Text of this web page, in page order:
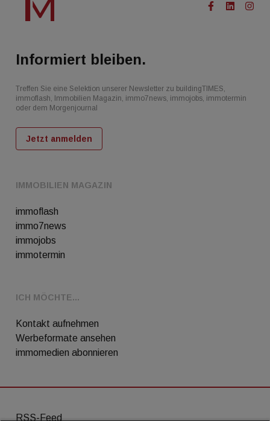
IMMOBILIEN MAGAZIN
immoflash
immo7news
immojobs
immotermin
ICH MÖCHTE...
Kontakt aufnehmen
Werbeformate ansehen
immomedien abonnieren
Informiert bleiben.
Treffen Sie eine Selektion unserer Newsletter zu buildingTIMES,
immoflash, Immobilien Magazin, immo7news, immojobs, immotermin
oder dem Morgenjournal
Jetzt anmelden
RSS-Feed